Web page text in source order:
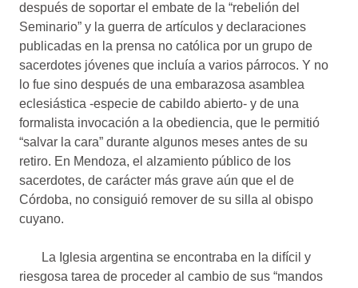
después de soportar el embate de la “rebelión del
Seminario” y la guerra de artículos y declaraciones
publicadas en la prensa no católica por un grupo de
sacerdotes jóvenes que incluía a varios párrocos. Y no
lo fue sino después de una embarazosa asamblea
eclesiástica -especie de cabildo abierto- y de una
formalista invocación a la obediencia, que le permitió
“salvar la cara” durante algunos meses antes de su
retiro. En Mendoza, el alzamiento público de los
sacerdotes, de carácter más grave aún que el de
Córdoba, no consiguió remover de su silla al obispo
cuyano.
La Iglesia argentina se encontraba en la difícil y
riesgosa tarea de proceder al cambio de sus “mandos